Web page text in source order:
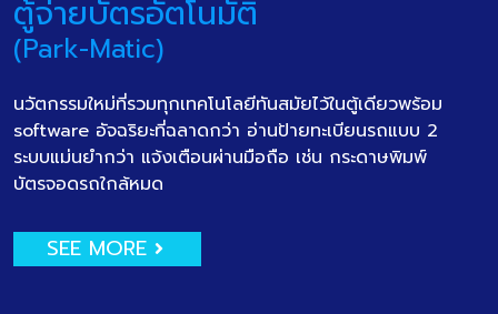
ตู้จ่ายบัตรอัตโนมัติ
(Park-Matic)
นวัตกรรมใหม่ที่รวมทุกเทคโนโลยีทันสมัยไว้ในตู้เดียวพร้อม
software อัจฉริยะที่ฉลาดกว่า อ่านป้ายทะเบียนรถแบบ 2
ระบบแม่นยำกว่า แจ้งเตือนผ่านมือถือ เช่น กระดาษพิมพ์
บัตรจอดรถใกล้หมด
SEE MORE